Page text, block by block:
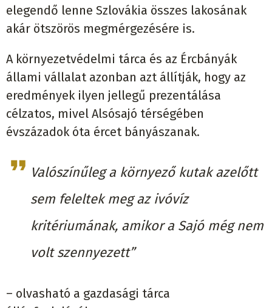
elegendő lenne Szlovákia összes lakosának
akár ötszörös megmérgezésére is.
A környezetvédelmi tárca és az Ércbányák
állami vállalat azonban azt állítják, hogy az
eredmények ilyen jellegű prezentálása
célzatos, mivel Alsósajó térségében
évszázadok óta ércet bányászanak.
Valószínűleg a környező kutak azelőtt
sem feleltek meg az ivóvíz
kritériumának, amikor a Sajó még nem
volt szennyezett”
– olvasható a gazdasági tárca